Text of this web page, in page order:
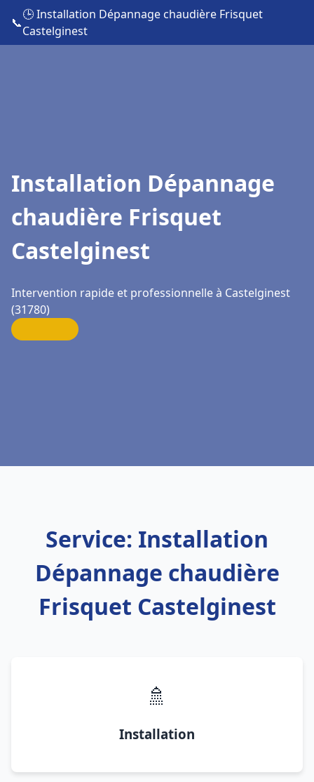
📞
🕒 Installation Dépannage chaudière Frisquet
Castelginest
Installation Dépannage
chaudière Frisquet
Castelginest
Intervention rapide et professionnelle à Castelginest
(31780)
Service: Installation
Dépannage chaudière
Frisquet Castelginest
🚿
Installation